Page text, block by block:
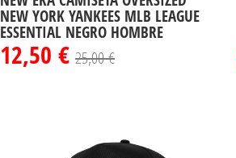
NEW YORK YANKEES MLB LEAGUE
ESSENTIAL NEGRO HOMBRE
12,50 € 25,00 €